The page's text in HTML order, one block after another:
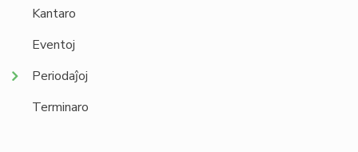
Kantaro
Eventoj
Periodaĵoj
Terminaro